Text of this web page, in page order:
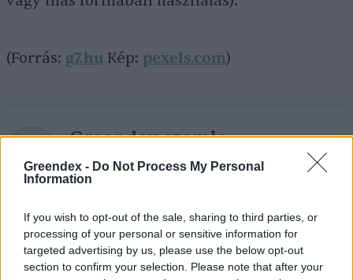
Greendex - Do Not Process My Personal
Information
If you wish to opt-out of the sale, sharing to third parties, or
processing of your personal or sensitive information for
targeted advertising by us, please use the below opt-out
section to confirm your selection. Please note that after your
(Forrás: g7.hu Kép: pexels.com)
Greendex szemle
A szerző további cikkei
Negatív vízállások, vízkorlátozások: